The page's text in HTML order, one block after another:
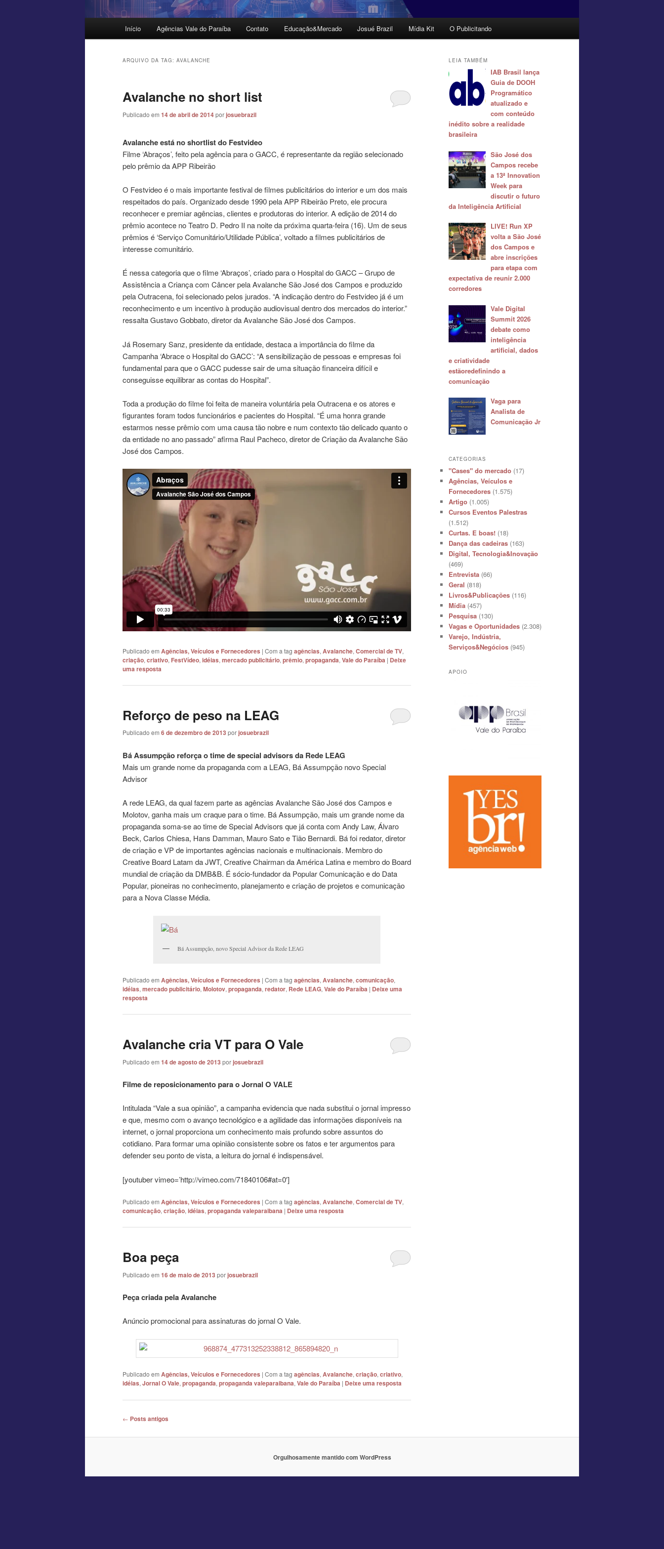
Início Agências Vale do Paraíba Contato Educação&Mercado Josué Brazil Mídia Kit O Publicitando
ARQUIVO DA TAG: AVALANCHE
Avalanche no short list
Publicado em 14 de abril de 2014porjosuebrazil
Avalanche está no shortlist do Festvideo
Filme ‘Abraços’, feito pela agência para o GACC, é representante da região selecionado
pelo prêmio da APP Ribeirão
O Festvideo é o mais importante festival de filmes publicitários do interior e um dos mais
respeitados do país. Organizado desde 1990 pela APP Ribeirão Preto, ele procura
reconhecer e premiar agências, clientes e produtoras do interior. A edição de 2014 do
prêmio acontece no Teatro D. Pedro II na noite da próxima quarta-feira (16). Um de seus
prêmios é ‘Serviço Comunitário/Utilidade Pública’, voltado a filmes publicitários de
interesse comunitário.
É nessa categoria que o filme ‘Abraços’, criado para o Hospital do GACC – Grupo de
Assistência a Criança com Câncer pela Avalanche São José dos Campos e produzido
pela Outracena, foi selecionado pelos jurados. “A indicação dentro do Festvideo já é um
reconhecimento e um incentivo à produção audiovisual dentro dos mercados do interior.”
ressalta Gustavo Gobbato, diretor da Avalanche São José dos Campos.
Já Rosemary Sanz, presidente da entidade, destaca a importância do filme da
Campanha ‘Abrace o Hospital do GACC’: “A sensibilização de pessoas e empresas foi
fundamental para que o GACC pudesse sair de uma situação financeira difícil e
conseguisse equilibrar as contas do Hospital”.
Toda a produção do filme foi feita de maneira voluntária pela Outracena e os atores e
figurantes foram todos funcionários e pacientes do Hospital. “É uma honra grande
estarmos nesse prêmio com uma causa tão nobre e num contexto tão delicado quanto o
da entidade no ano passado” afirma Raul Pacheco, diretor de Criação da Avalanche São
José dos Campos.
Publicado em Agências, Veículos e Fornecedores | Com a tag agências, Avalanche, Comercial de TV,
criação, criativo, FestVídeo, idéias, mercado publicitário, prêmio, propaganda, Vale do Paraíba | Deixe
uma resposta
Reforço de peso na LEAG
Publicado em 6 de dezembro de 2013 porjosuebrazil
Bá Assumpção reforça o time de special advisors da Rede LEAG
Mais um grande nome da propaganda com a LEAG, Bá Assumpção novo Special
Advisor
A rede LEAG, da qual fazem parte as agências Avalanche São José dos Campos e
Molotov, ganha mais um craque para o time. Bá Assumpção, mais um grande nome da
propaganda soma-se ao time de Special Advisors que já conta com Andy Law, Álvaro
Beck, Carlos Chiesa, Hans Damman, Mauro Sato e Tião Bernardi. Bá foi redator, diretor
de criação e VP de importantes agências nacionais e multinacionais. Membro do
Creative Board Latam da JWT, Creative Chairman da América Latina e membro do Board
mundial de criação da DMB&B. É sócio-fundador da Popular Comunicação e do Data
Popular, pioneiras no conhecimento, planejamento e criação de projetos e comunicação
para a Nova Classe Média.
Bá Assumpção, novo Special Advisor da Rede LEAG
Publicado em Agências, Veículos e Fornecedores | Com a tag agências, Avalanche, comunicação,
idéias, mercado publicitário, Molotov, propaganda, redator, Rede LEAG, Vale do Paraíba | Deixe uma
resposta
Avalanche cria VT para O Vale
Publicado em 14 de agosto de 2013 porjosuebrazil
Filme de reposicionamento para o Jornal O VALE
Intitulada “Vale a sua opinião”, a campanha evidencia que nada substitui o jornal impresso
e que, mesmo com o avanço tecnológico e a agilidade das informações disponíveis na
internet, o jornal proporciona um conhecimento mais profundo sobre assuntos do
cotidiano. Para formar uma opinião consistente sobre os fatos e ter argumentos para
defender seu ponto de vista, a leitura do jornal é indispensável.
[youtuber vimeo=’http://vimeo.com/71840106#at=0′]
Publicado em Agências, Veículos e Fornecedores | Com a tag agências, Avalanche, Comercial de TV,
comunicação, criação, idéias, propaganda valeparaibana | Deixe uma resposta
Boa peça
Publicado em 16 de maio de 2013 porjosuebrazil
Peça criada pela Avalanche
Anúncio promocional para assinaturas do jornal O Vale.
Publicado em Agências, Veículos e Fornecedores | Com a tag agências, Avalanche, criação, criativo,
idéias, Jornal O Vale, propaganda, propaganda valeparaibana, Vale do Paraíba | Deixe uma resposta
Navegação
← Posts antigos
LEIA TAMBÉM
IAB Brasil lança
Guia de DOOH
Programático
atualizado e
com conteúdo
inédito sobre a realidade
brasileira
São José dos
Campos recebe
a 13ª Innovation
Week para
discutir o futuro
da Inteligência Artificial
LIVE! Run XP
volta a São José
dos Campos e
abre inscrições
para etapa com
expectativa de reunir 2.000
corredores
Vale Digital
Summit 2026
debate como
inteligência
artificial, dados
e criatividade
estãoredefinindo a
comunicação
Vaga para
Analista de
Comunicação Jr
CATEGORIAS
"Cases" do mercado (17)
Agências, Veículos e
Fornecedores (1.575)
Artigo (1.005)
Cursos Eventos Palestras
(1.512)
Curtas. E boas! (18)
Dança das cadeiras (163)
Digital, Tecnologia&Inovação
(469)
Entrevista (66)
Geral (818)
Livros&Publicações (116)
Mídia (457)
Pesquisa (130)
Vagas e Oportunidades (2.308)
Varejo, Indústria,
Serviços&Negócios (945)
APOIO
Orgulhosamente mantido com WordPress